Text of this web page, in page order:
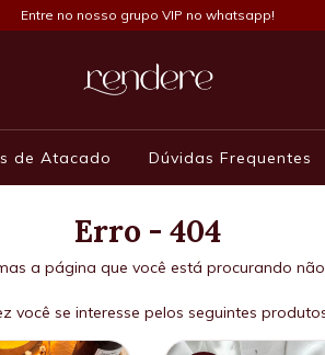
Pedido atacado mínimo
de Atacado Dúvidas Frequentes
Erro - 404
a página que você está procurando
você se interesse pelos seguintes